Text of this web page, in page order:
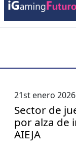
21st enero 2026
Sector de
por alza de
AIEJA